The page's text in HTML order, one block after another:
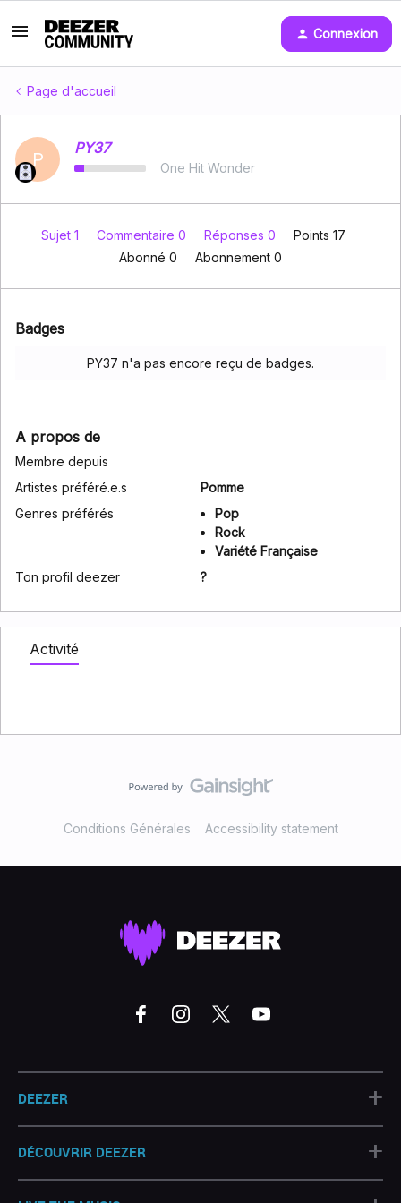
Connexion
Page d'accueil
P
PY37
One Hit Wonder
Sujet 1 Commentaire 0 Réponses 0
Points 17
Abonné 0 Abonnement 0
Badges
PY37 n'a pas encore reçu de badges.
A propos de
Membre depuis
Artistes préféré.e.s
Pomme
Genres préférés
Pop
Rock
Variété Française
Ton profil deezer
?
Activité
Conditions Générales Accessibility statement
DEEZER +
DÉCOUVRIR DEEZER +